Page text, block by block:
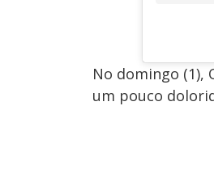
No domingo (1),
um pouco